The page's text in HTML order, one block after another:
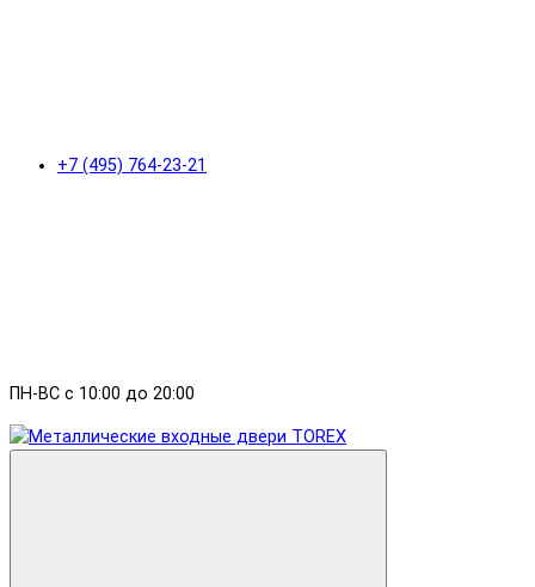
+7 (495) 764-23-21
ПН-ВС с 10:00 до 20:00